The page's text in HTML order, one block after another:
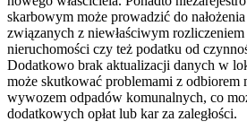
skarbowym może prowadzić do
związanych z niewłaściwym
nieruchomości czy też podatku od
Dodatkowo brak aktualizacji danych w
może skutkować problemami z odbiorem
wywozem odpadów komunalnych, co
dodatkowych opłat lub kar za zaległości.